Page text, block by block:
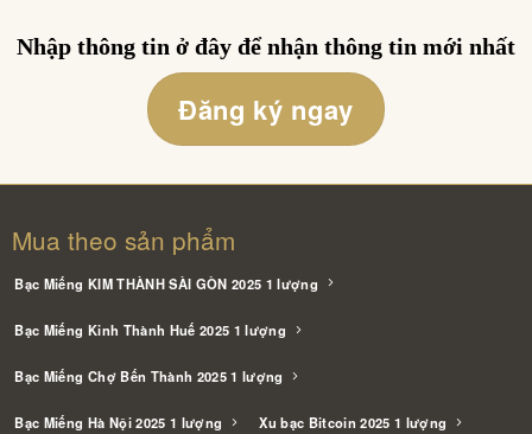
Nhập thông tin ở đây để nhận thông tin mới nhất
Đăng ký ngay
Mua theo sản phẩm
Bạc Miếng KIM THÀNH SÀI GÒN 2025 1 lượng
Bạc Miếng Kinh Thành Huế 2025 1 lượng
Bạc Miếng Chợ Bến Thành 2025 1 lượng
Bạc Miếng Hà Nội 2025 1 lượng Xu bạc Bitcoin 2025 1 lượng